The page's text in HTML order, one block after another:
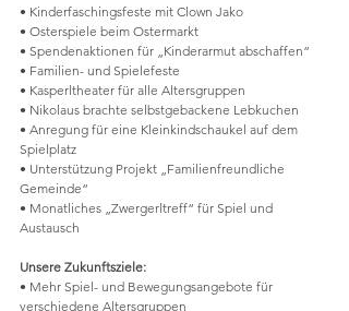
• Kinderfaschingsfeste mit Clown Jako
• Osterspiele beim Ostermarkt
• Spendenaktionen für „Kinderarmut abschaffen“
• Familien- und Spielefeste
• Kasperltheater für alle Altersgruppen
• Nikolaus brachte selbstgebackene Lebkuchen
• Anregung für eine Kleinkindschaukel auf dem
Spielplatz
• Unterstützung Projekt „Familienfreundliche
Gemeinde“
• Monatliches „Zwergerltreff“ für Spiel und
Austausch
Unsere Zukunftsziele:
• Mehr Spiel- und Bewegungsangebote für
verschiedene Altersgruppen